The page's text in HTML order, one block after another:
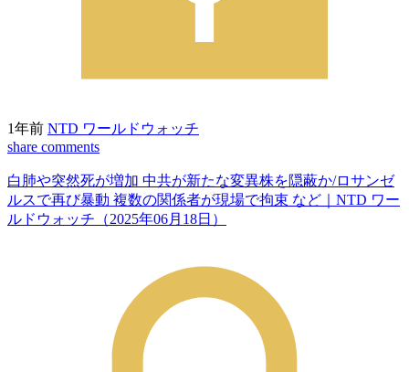
1年前 NTD ワールドウォッチ
share comments
白肺や突然死が増加 中共が新たな変異株を隠蔽か/ロサンゼ
ルスで再び暴動 複数の関係者が現場で拘束 など｜NTD ワー
ルドウォッチ（2025年06月18日）